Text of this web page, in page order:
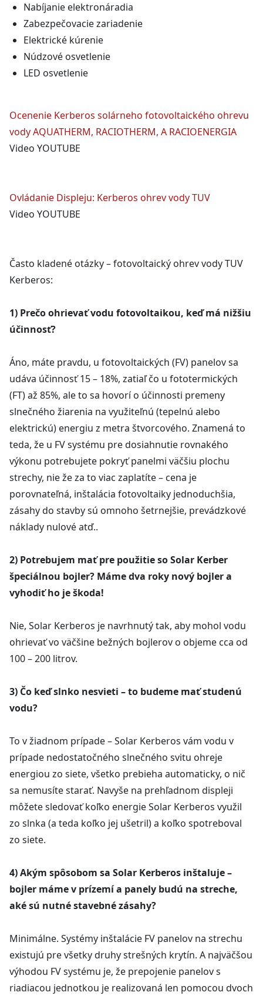
Nabíjanie elektronáradia
Zabezpečovacie zariadenie
Elektrické kúrenie
Núdzové osvetlenie
LED osvetlenie
Ocenenie Kerberos solárneho fotovoltaického ohrevu
vody AQUATHERM, RACIOTHERM, A RACIOENERGIA
Video YOUTUBE
Ovládanie Displeju: Kerberos ohrev vody TUV
Video YOUTUBE
Často kladené otázky – fotovoltaický ohrev vody TUV
Kerberos:
1) Prečo ohrievať vodu fotovoltaikou, keď má nižšiu
účinnosť?
Áno, máte pravdu, u fotovoltaických (FV) panelov sa
udáva účinnosť 15 – 18%, zatiaľ čo u fototermických
(FT) až 85%, ale to sa hovorí o účinnosti premeny
slnečného žiarenia na využiteľnú (tepelnú alebo
elektrickú) energiu z metra štvorcového. Znamená to
teda, že u FV systému pre dosiahnutie rovnakého
výkonu potrebujete pokryť panelmi väčšiu plochu
strechy, nie že za to viac zaplatíte – cena je
porovnateľná, inštalácia fotovoltaiky jednoduchšia,
zásahy do stavby sú omnoho šetrnejšie, prevádzkové
náklady nulové atď..
2) Potrebujem mať pre použitie so Solar Kerber
špeciálnou bojler? Máme dva roky nový bojler a
vyhodiť ho je škoda!
Nie, Solar Kerberos je navrhnutý tak, aby mohol vodu
ohrievať vo väčšine bežných bojlerov o objeme cca od
100 – 200 litrov.
3) Čo keď slnko nesvieti – to budeme mať studenú
vodu?
To v žiadnom prípade – Solar Kerberos vám vodu v
prípade nedostatočného slnečného svitu ohreje
energiou zo siete, všetko prebieha automaticky, o nič
sa nemusíte starať. Navyše na prehľadnom displeji
môžete sledovať koľko energie Solar Kerberos využil
zo slnka (a teda koľko jej ušetril) a koľko spotreboval
zo siete.
4) Akým spôsobom sa Solar Kerberos inštaluje –
bojler máme v prízemí a panely budú na streche,
aké sú nutné stavebné zásahy?
Minimálne. Systémy inštalácie FV panelov na strechu
existujú pre všetky druhy strešných krytín. A najväčšou
výhodou FV systému je, že prepojenie panelov s
riadiacou jednotkou je realizovaná len pomocou dvoch